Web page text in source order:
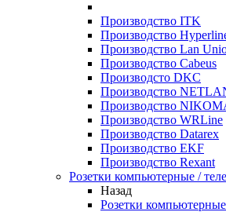
Производство ITK
Производство
Производство Lan
Производство Cabeus
Производсто DKC
Производство
Производство
Производство WRLine
Производство Datarex
Производство EKF
Производство Rexant
Розетки компьютерные /
Назад
Розетки